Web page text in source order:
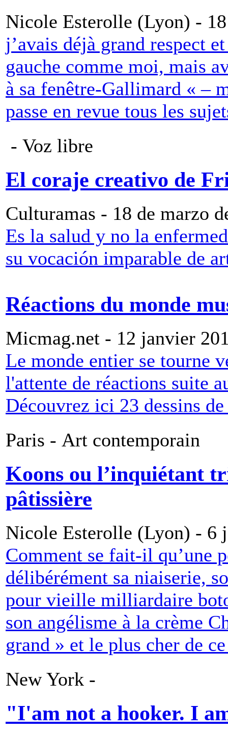
Nicole Esterolle (Lyon) -
j’avais déjà grand respect
gauche comme moi, mais
à sa fenêtre-Gallimard « –
passe en revue tous les
- Voz libre
El coraje creativo de
Culturamas - 18 de marzo
Es la salud y no la
su vocación imparable de
Réactions du monde
Micmag.net - 12 janvier
Le monde entier se tourne
l'attente de réactions suite
Découvrez ici 23 dessins
Paris - Art contemporain
Koons ou l’inquiétant
pâtissière
Nicole Esterolle (Lyon) - 6
Comment se fait-il qu’une
délibérément sa niaiserie,
pour vieille milliardaire
son angélisme à la crème
grand » et le plus cher de
New York -
"I'am not a hooker. I